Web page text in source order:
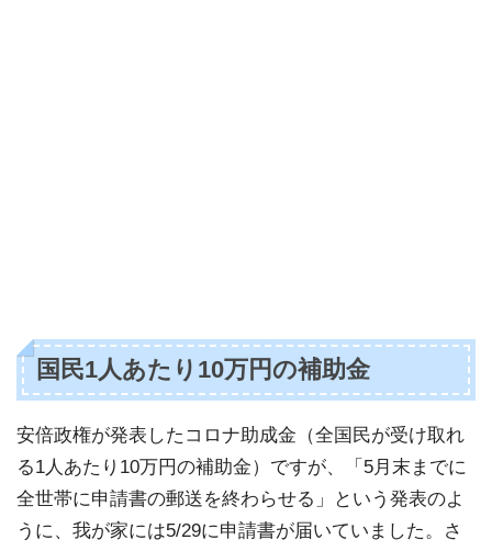
国民1人あたり10万円の補助金
安倍政権が発表したコロナ助成金（全国民が受け取れ
る1人あたり10万円の補助金）ですが、「5月末までに
全世帯に申請書の郵送を終わらせる」という発表のよ
うに、我が家には5/29に申請書が届いていました。さ